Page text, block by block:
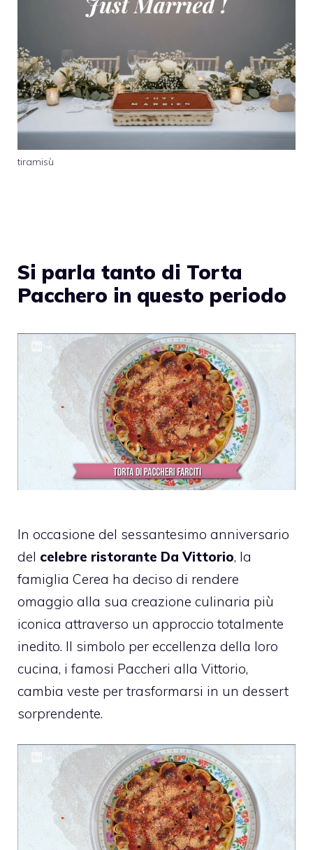
tiramisù
Si parla tanto di Torta
Pacchero in questo periodo
In occasione del sessantesimo anniversario
del celebre ristorante Da Vittorio, la
famiglia Cerea ha deciso di rendere
omaggio alla sua creazione culinaria più
iconica attraverso un approccio totalmente
inedito. Il simbolo per eccellenza della loro
cucina, i famosi Paccheri alla Vittorio,
cambia veste per trasformarsi in un dessert
sorprendente.